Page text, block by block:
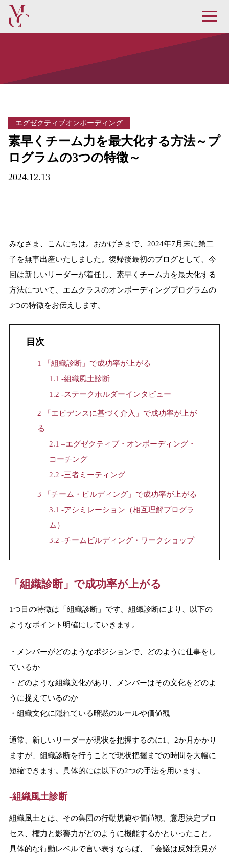
エグゼクティブオンボーディング
素早くチーム力を最大化する方法～プ
ログラムの3つの特徴～
2024.12.13
みなさま、こんにちは。おかげさまで、2024年7月末に第二
子を無事出産いたしました。復帰後最初のブログとして、今
回は新しいリーダーが着任し、素早くチーム力を最大化する
方法について、エムクラスのオンボーディングプログラムの
3つの特徴をお伝えします。
目次
1
「組織診断」で成功率が上がる
1.1 -組織風土診断
1.2 -ステークホルダーインタビュー
2 「エビデンスに基づく介入」で成功率が上が
る
2.1 –エグゼクティブ・オンボーディング・
コーチング
2.2 -三者ミーティング
3 「チーム・ビルディング」で成功率が上がる
3.1 -アシミレーション（相互理解プログラ
ム）
3.2 -チームビルディング・ワークショップ
「組織診断」で成功率が上がる
1つ目の特徴は「組織診断」です。組織診断により、以下の
ようなポイント明確にしていきます。
・メンバーがどのようなポジションで、どのように仕事をし
ているか
・どのような組織文化があり、メンバーはその文化をどのよ
うに捉えているのか
・組織文化に隠れている暗黙のルールや価値観
通常、新しいリーダーが現状を把握するのに1、2か月かかり
ますが、組織診断を行うことで現状把握までの時間を大幅に
短縮できます。具体的には以下の2つの手法を用います。
-組織風土診断
組織風土とは、その集団の行動規範や価値観、意思決定プロ
セス、権力と影響力がどのように機能するかといったこと。
具体的な行動レベルで言い表すならば、「会議は反対意見が